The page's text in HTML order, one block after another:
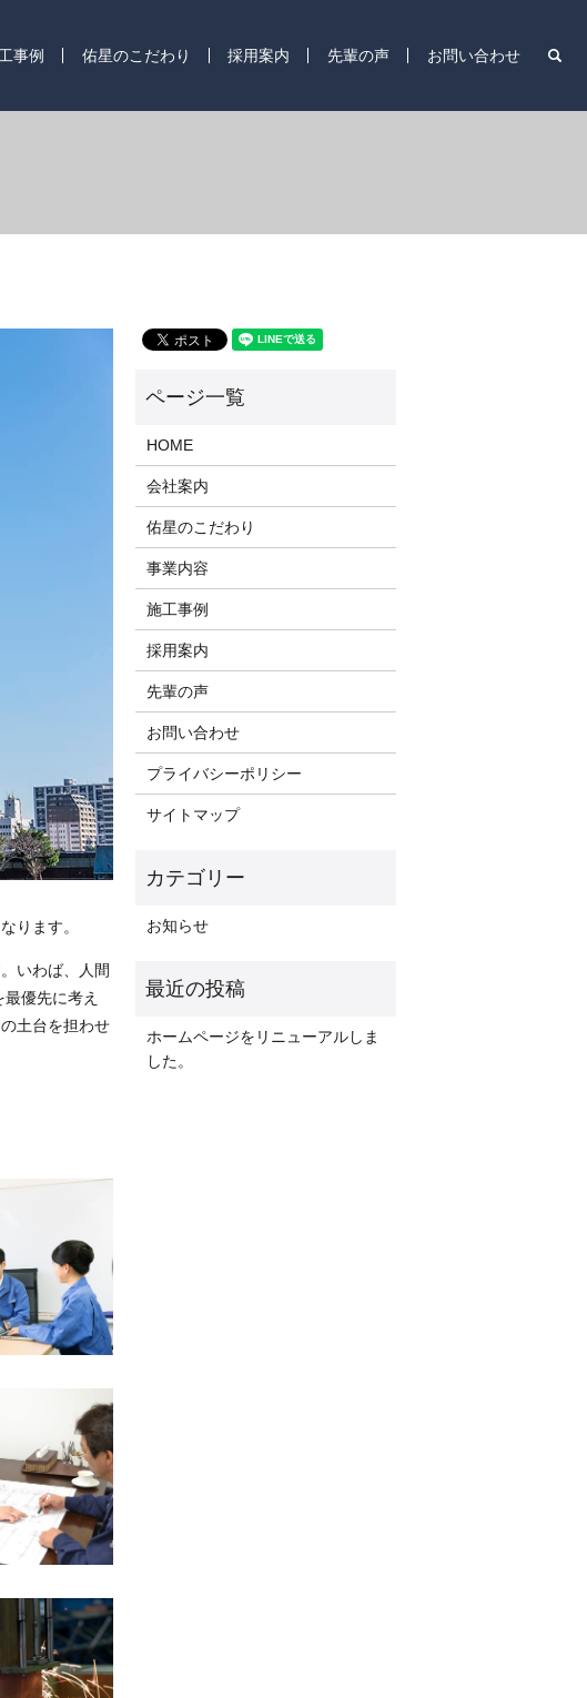
事例 佑星のこだわり 採用案内 先輩の声 お問い合わせ
ります。
いわば、人間
優先に考え
土台を担わせ
HOME
会社案内
佑星のこだわり
事業内容
施工事例
採用案内
先輩の声
お問い合わせ
プライバシーポリシー
サイトマップ
お知らせ
ホームページをリニューアルしま
した。